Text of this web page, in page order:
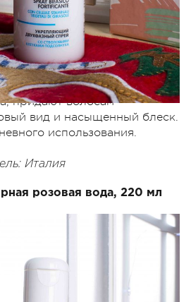
В первую фазу спрея
подсолнечника, которые
слабые и истощенные
спрея входят минералы,
распутывают волосы и
сохраняют
придают волосам
вид и насыщенный блеск.
использования.
Италия
розовая вода, 220 мл